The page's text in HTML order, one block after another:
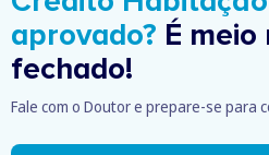
aprovado? É meio
fechado!
Fale com o Doutor e prepare-se para